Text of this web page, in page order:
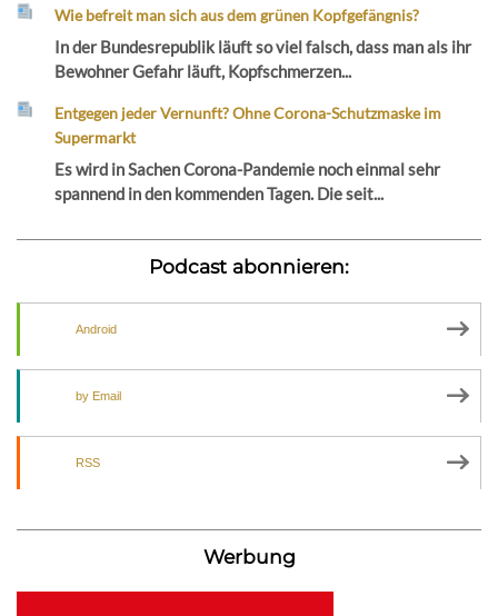
Wie befreit man sich aus dem grünen Kopfgefängnis?
In der Bundesrepublik läuft so viel falsch, dass man als ihr
Bewohner Gefahr läuft, Kopfschmerzen...
Entgegen jeder Vernunft? Ohne Corona-Schutzmaske im
Supermarkt
Es wird in Sachen Corona-Pandemie noch einmal sehr
spannend in den kommenden Tagen. Die seit...
Podcast abonnieren:
Android
by Email
RSS
Werbung